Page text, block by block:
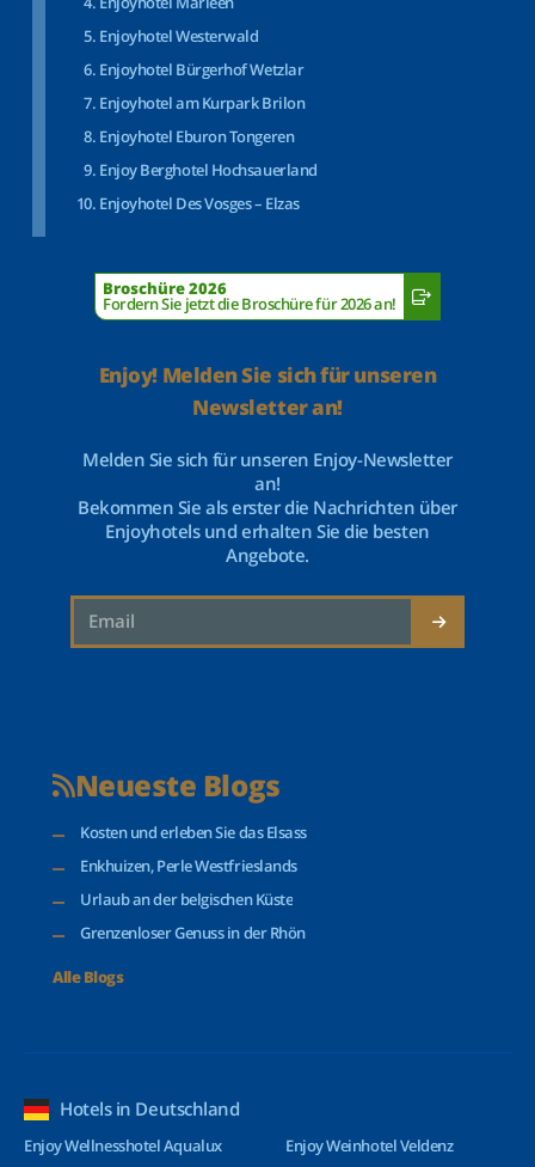
Enjoyhotel Westerwald
Enjoyhotel Bürgerhof Wetzlar
Enjoyhotel am Kurpark Brilon
Enjoyhotel Eburon Tongeren
Enjoy Berghotel Hochsauerland
Enjoyhotel Des Vosges – Elzas
Broschüre 2026
Fordern Sie jetzt die Broschüre für 2026 an!
Enjoy! Melden Sie sich für unseren
Newsletter an!
Melden Sie sich für unseren Enjoy-Newsletter
an!
Bekommen Sie als erster die Nachrichten über
Enjoyhotels und erhalten Sie die besten
Angebote.
Neueste Blogs
Kosten und erleben Sie das Elsass
Enkhuizen, Perle Westfrieslands
Urlaub an der belgischen Küste
Grenzenloser Genuss in der Rhön
Alle Blogs
Hotels in Deutschland
Enjoy Wellnesshotel Aqualux
Enjoy Weinhotel Veldenz